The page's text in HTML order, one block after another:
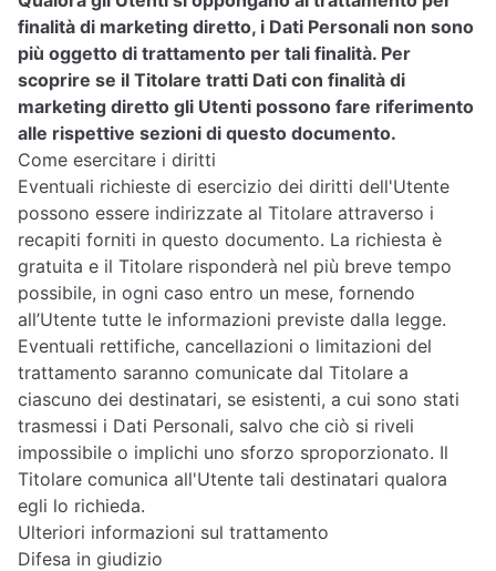
finalità di marketing diretto, i Dati Personali non sono
più oggetto di trattamento per tali finalità. Per
scoprire se il Titolare tratti Dati con finalità di
marketing diretto gli Utenti possono fare riferimento
alle rispettive sezioni di questo documento.
Come esercitare i diritti
Eventuali richieste di esercizio dei diritti dell'Utente
possono essere indirizzate al Titolare attraverso i
recapiti forniti in questo documento. La richiesta è
gratuita e il Titolare risponderà nel più breve tempo
possibile, in ogni caso entro un mese, fornendo
all’Utente tutte le informazioni previste dalla legge.
Eventuali rettifiche, cancellazioni o limitazioni del
trattamento saranno comunicate dal Titolare a
ciascuno dei destinatari, se esistenti, a cui sono stati
trasmessi i Dati Personali, salvo che ciò si riveli
impossibile o implichi uno sforzo sproporzionato. Il
Titolare comunica all'Utente tali destinatari qualora
egli lo richieda.
Ulteriori informazioni sul trattamento
Difesa in giudizio